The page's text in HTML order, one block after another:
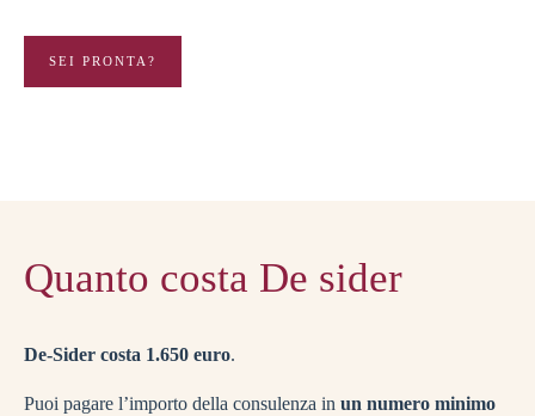
SEI PRONTA?
Quanto costa De sider
De-Sider costa 1.650 euro.
Puoi pagare l’importo della consulenza in un numero minimo